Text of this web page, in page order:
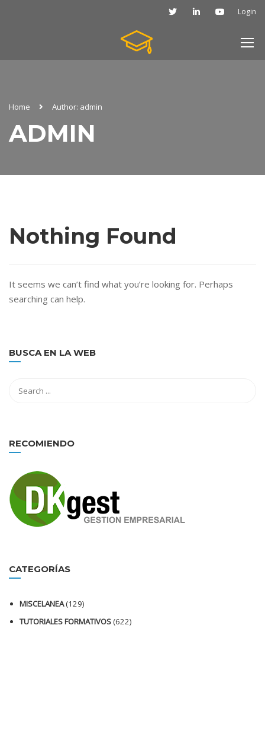
Login
Home Author: admin
ADMIN
Nothing Found
It seems we can’t find what you’re looking for. Perhaps
searching can help.
BUSCA EN LA WEB
RECOMIENDO
CATEGORÍAS
MISCELANEA(129)
TUTORIALES FORMATIVOS(622)